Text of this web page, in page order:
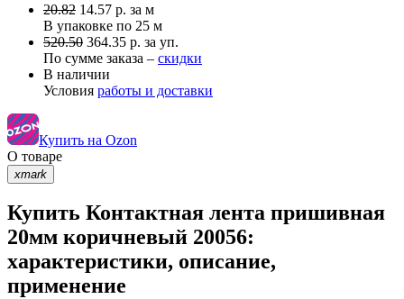
20.82 14.57 р. за м
В упаковке по 25 м
520.50 364.35 р. за уп.
По сумме заказа – скидки
В наличии
Условия работы и доставки
Купить на Ozon
О товаре
xmark
Купить Контактная лента пришивная
20мм коричневый 20056:
характеристики, описание,
применение